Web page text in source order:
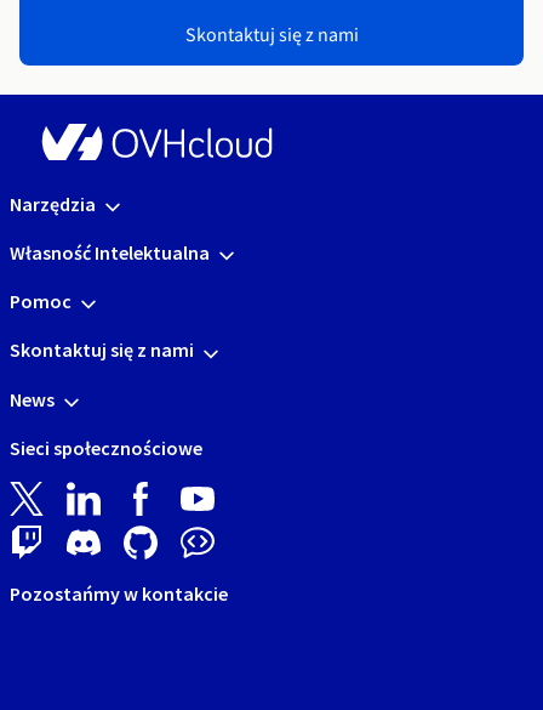
Skontaktuj się z nami
Narzędzia
Własność Intelektualna
Pomoc
Skontaktuj się z nami
News
Sieci społecznościowe
Pozostańmy w kontakcie